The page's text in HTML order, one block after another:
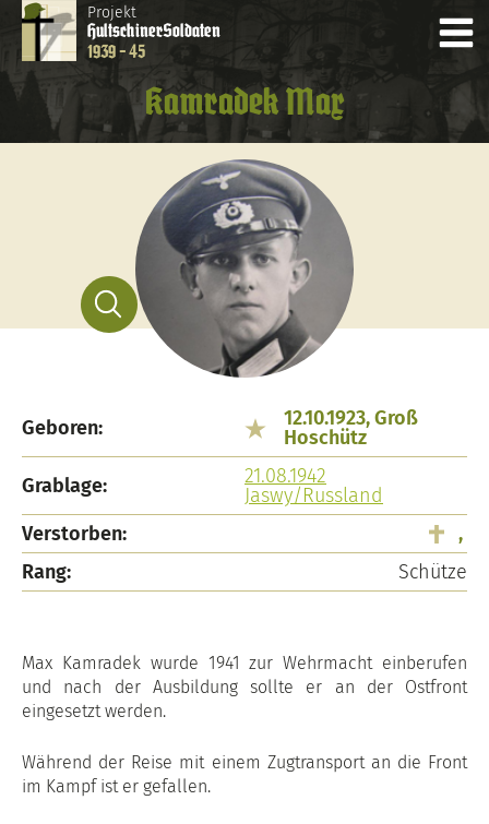
Projekt
HultschinerSoldaten
1939 - 45
Kamradek Max
Geboren:
12.10.1923, Groß
Hoschütz
Grablage:
21.08.1942
Jaswy/Russland
Verstorben:
,
Rang:
Schütze
Max Kamradek wurde 1941 zur Wehrmacht einberufen
und nach der Ausbildung sollte er an der Ostfront
eingesetzt werden.
Während der Reise mit einem Zugtransport an die Front
im Kampf ist er gefallen.